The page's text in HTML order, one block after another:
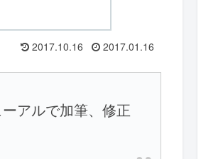
2017.10.16 2017.01.16
アルで加筆、修正